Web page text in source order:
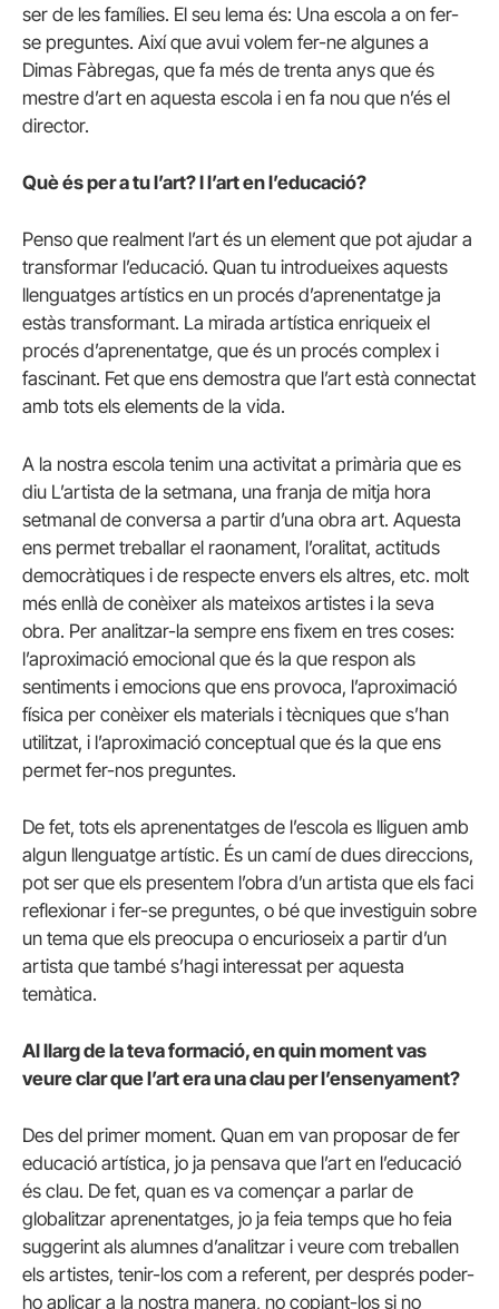
ser de les famílies. El seu lema és: Una escola a on fer-
se preguntes. Així que avui volem fer-ne algunes a
Dimas Fàbregas, que fa més de trenta anys que és
mestre d’art en aquesta escola i en fa nou que n’és el
director.
Què és per a tu l’art? I l’art en l’educació?
Penso que realment l’art és un element que pot ajudar a
transformar l’educació. Quan tu introdueixes aquests
llenguatges artístics en un procés d’aprenentatge ja
estàs transformant. La mirada artística enriqueix el
procés d’aprenentatge, que és un procés complex i
fascinant. Fet que ens demostra que l’art està connectat
amb tots els elements de la vida.
A la nostra escola tenim una activitat a primària que es
diu L’artista de la setmana, una franja de mitja hora
setmanal de conversa a partir d’una obra art. Aquesta
ens permet treballar el raonament, l’oralitat, actituds
democràtiques i de respecte envers els altres, etc. molt
més enllà de conèixer als mateixos artistes i la seva
obra. Per analitzar-la sempre ens fixem en tres coses:
l’aproximació emocional que és la que respon als
sentiments i emocions que ens provoca, l’aproximació
física per conèixer els materials i tècniques que s’han
utilitzat, i l’aproximació conceptual que és la que ens
permet fer-nos preguntes.
De fet, tots els aprenentatges de l’escola es lliguen amb
algun llenguatge artístic. És un camí de dues direccions,
pot ser que els presentem l’obra d’un artista que els faci
reflexionar i fer-se preguntes, o bé que investiguin sobre
un tema que els preocupa o encurioseix a partir d’un
artista que també s’hagi interessat per aquesta
temàtica.
Al llarg de la teva formació, en quin moment vas
veure clar que l’art era una clau per l’ensenyament?
Des del primer moment. Quan em van proposar de fer
educació artística, jo ja pensava que l’art en l’educació
és clau. De fet, quan es va començar a parlar de
globalitzar aprenentatges, jo ja feia temps que ho feia
suggerint als alumnes d’analitzar i veure com treballen
els artistes, tenir-los com a referent, per després poder-
ho aplicar a la nostra manera, no copiant-los si no